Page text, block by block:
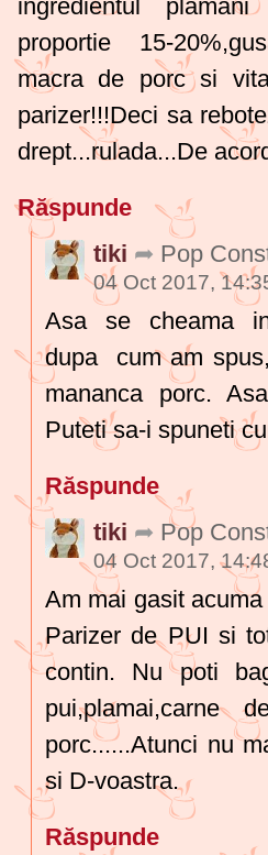
ingredientul
proportie 15-
macra de porc si
parizer!!!Deci sa
drept...rulada...De
Răspunde
tiki
Pop
04 Oct 2017,
Asa se cheama
dupa cum am
mananca porc.
Puteti sa-i spuneti
Răspunde
tiki
Pop
04 Oct 2017,
Am mai gasit
Parizer de PUI si
contin. Nu poti
pui,plamai,carne
porc......Atunci nu
si D-voastra.
Răspunde